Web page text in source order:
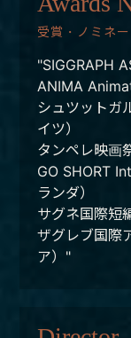
受賞・ノミネ
"SIGGRAPH
ANIMA
シュツットガ
イツ）
タンペレ映画
GO SHORT
ランダ）
サグネ国際短
ザグレブ国際
ア）"